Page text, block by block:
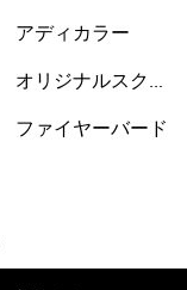
アディカラー
オリジナルスクラ
ファイヤーバード